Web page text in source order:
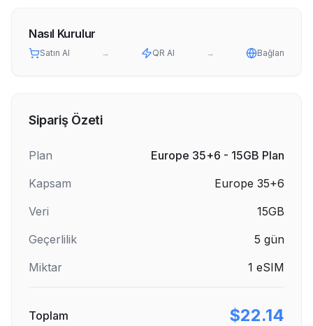
Nasıl Kurulur
Satın Al → QR Al → Bağlan
Sipariş Özeti
Plan
Europe 35+6 - 15GB Plan
Kapsam
Europe 35+6
Veri
15GB
Geçerlilik
5 gün
Miktar
1 eSIM
Toplam $22.14